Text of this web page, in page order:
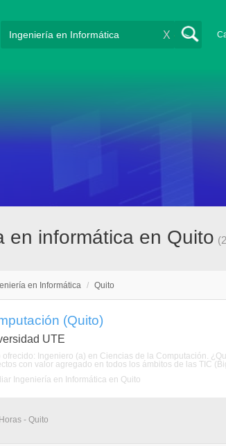
X
en informática en Quito
en Informática / Quito
(Quito)
UTE
ofrecido: Ingeniero (a) en Ciencias de la Computación.
con valor agregado en todos los ámbitos de las TIC
Ingeniería en Informática en Quito
- Quito